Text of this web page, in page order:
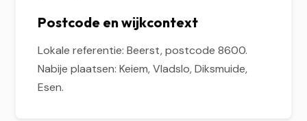
Postcode en wijkcontext
Lokale referentie: Beerst, postcode 8600.
Nabije plaatsen: Keiem, Vladslo, Diksmuide,
Esen.